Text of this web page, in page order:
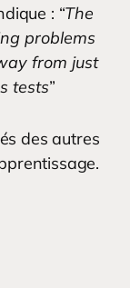
: “The
problems
from just
tests”
des autres